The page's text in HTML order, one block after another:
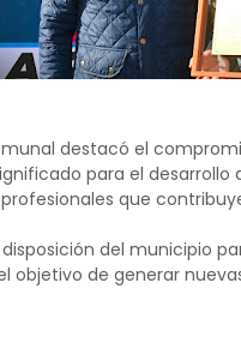
destacó el
para el desarrollo
que
del municipio
objetivo de generar